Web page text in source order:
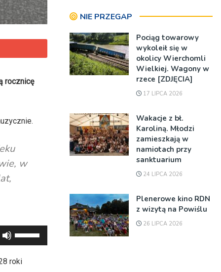
rocznicę
w
strzałek
do
roki
NIE PRZEGAP
Pociąg towarowy
wykoleił się w
okolicy Wierchomli
Wielkiej. Wagony w
rzece [ZDJĘCIA]
17 LIPCA 2026
Wakacje z bł.
Karoliną. Młodzi
zamieszkają w
namiotach przy
sanktuarium
24 LIPCA 2026
Plenerowe kino RDN
z wizytą na Powiślu
26 LIPCA 2026